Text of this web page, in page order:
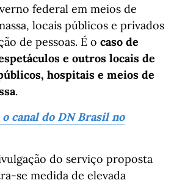
federal em meios de
locais públicos e privados
de pessoas. É o caso de
e outros locais de
hospitais e meios de
.
canal do DN Brasil no
do serviço proposta
se medida de elevada